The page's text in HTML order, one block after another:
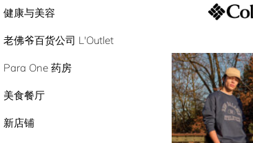
健康与美容
老佛爷百货公司 L'Outlet
Para One 药房
美食餐厅
新店铺